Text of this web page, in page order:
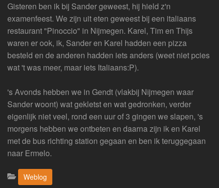
Gisteren ben ik bij Sander geweest, hij hield z'n
examenfeest. We zijn uit eten geweest bij een italiaans
restaurant "Pinoccio" in Nijmegen. Karel, Tim en Thijs
waren er ook, ik, Sander en Karel hadden een pizza
besteld en de anderen hadden iets anders (weet niet pcies
wat 't was meer, maar iets Italiaans:P).
's Avonds hebben we in Gendt (vlakbij Nijmegen waar
Sander woont) wat gekletst en wat gedronken, verder
eigenlijk niet veel, rond een uur of 3 gingen we slapen, 's
morgens hebben we ontbeten en daarna zijn ik en Karel
met de bus richting station gegaan en ben ik teruggegaan
naar Ermelo.
Categorieën:
Weblog